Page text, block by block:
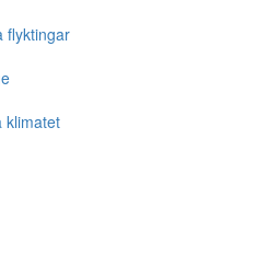
flyktingar
klimatet